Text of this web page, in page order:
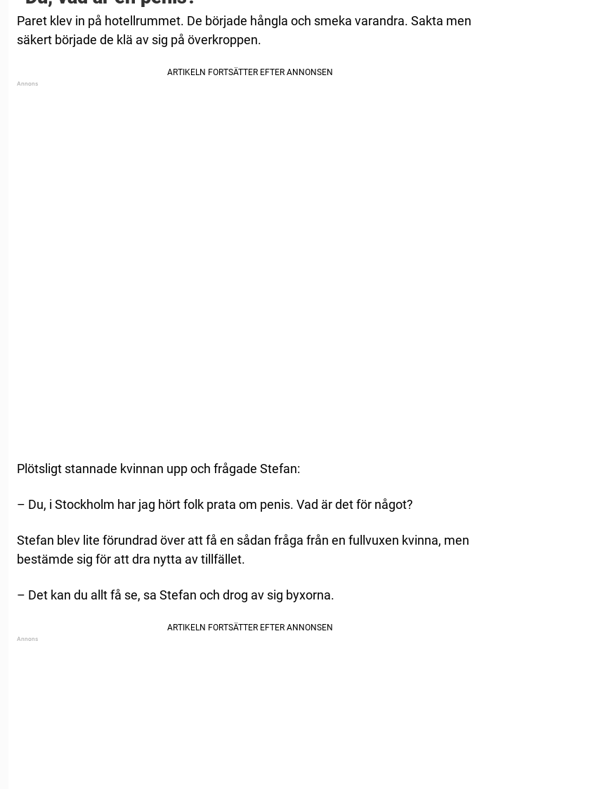
Paret klev in på hotellrummet. De började hångla och smeka varandra. Sakta men
säkert började de klä av sig på överkroppen.
Plötsligt stannade kvinnan upp och frågade Stefan:
– Du, i Stockholm har jag hört folk prata om penis. Vad är det för något?
Stefan blev lite förundrad över att få en sådan fråga från en fullvuxen kvinna, men
bestämde sig för att dra nytta av tillfället.
– Det kan du allt få se, sa Stefan och drog av sig byxorna.